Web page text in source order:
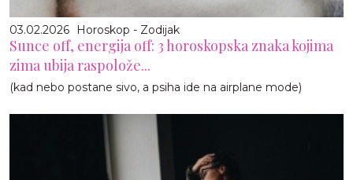
03.02.2026 Horoskop - Zodijak
Sunce off, energija off: 3 horoskopska znaka kojima
zima ubija raspolože...
(kad nebo postane sivo, a psiha ide na airplane mode)